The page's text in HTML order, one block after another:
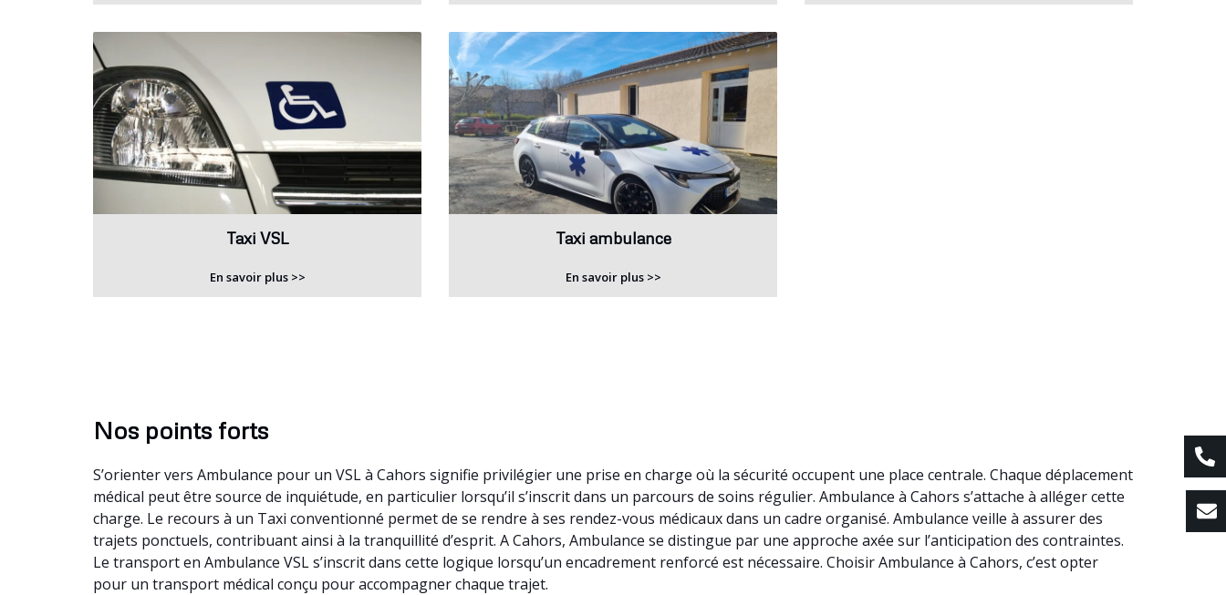
Taxi VSL
En savoir plus >>
Taxi ambulance
En savoir plus >>
Nos points forts
S’orienter vers Ambulance pour un VSL à Cahors signifie privilégier une prise en charge où la sécurité occupent une place centrale. Chaque déplacement
médical peut être source de inquiétude, en particulier lorsqu’il s’inscrit dans un parcours de soins régulier. Ambulance à Cahors s’attache à alléger cette
charge. Le recours à un Taxi conventionné permet de se rendre à ses rendez-vous médicaux dans un cadre organisé. Ambulance veille à assurer des
trajets ponctuels, contribuant ainsi à la tranquillité d’esprit. A Cahors, Ambulance se distingue par une approche axée sur l’anticipation des contraintes.
Le transport en Ambulance VSL s’inscrit dans cette logique lorsqu’un encadrement renforcé est nécessaire. Choisir Ambulance à Cahors, c’est opter
pour un transport médical conçu pour accompagner chaque trajet.